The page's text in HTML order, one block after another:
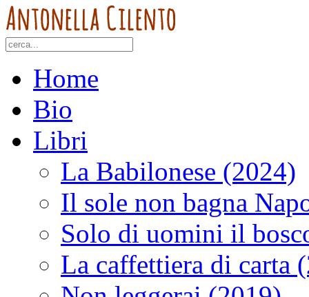
Home
Bio
Libri
La Babilonese (2024)
Il sole non bagna
Solo di uomini il
La caffettiera di carta